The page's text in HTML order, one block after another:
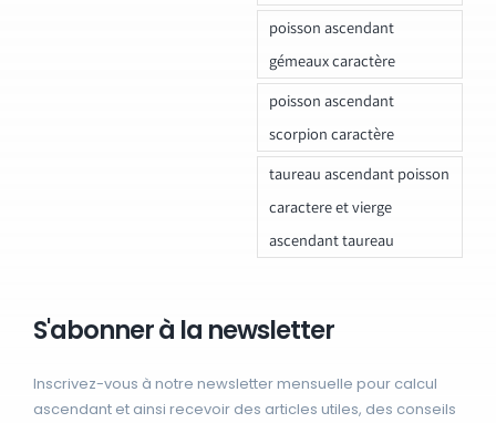
poisson ascendant
gémeaux caractère
poisson ascendant
scorpion caractère
taureau ascendant poisson
caractere et vierge
ascendant taureau
S'abonner à la newsletter
Inscrivez-vous à notre newsletter mensuelle pour calcul
ascendant et ainsi recevoir des articles utiles, des conseils